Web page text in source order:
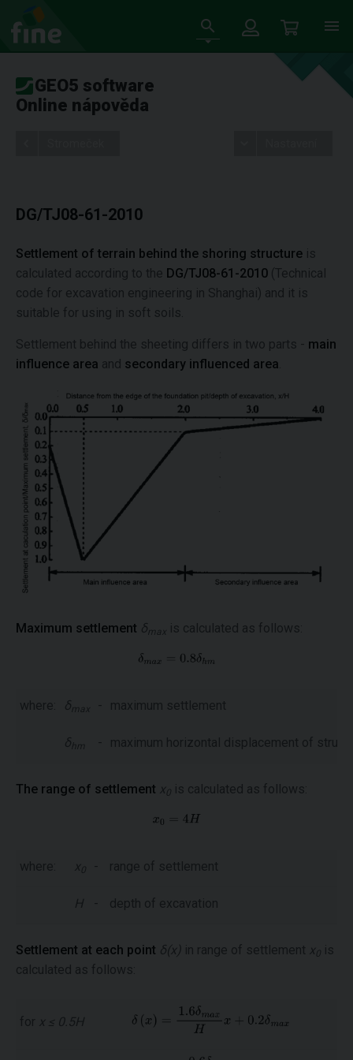
GEO5 software
Online nápověda
DG/TJ08-61-2010
Settlement of terrain behind the shoring structure is
calculated according to the DG/TJ08-61-2010 (Technical
code for excavation engineering in Shanghai) and it is
suitable for using in soft soils.
Settlement behind the sheeting differs in two parts - main
influence area and secondary influenced area
Maximum settlement δmax is calculated as follows:
where: δmax - maximum settlement
δhm - maximum horizontal displacement of
The range of settlement x 0 is calculated as follows:
where: x - range of settlement
H - depth of excavation
Settlement at each point δ(x) in range of settlement x 0
is
calculated as follows:
for x ≤ 0.5H